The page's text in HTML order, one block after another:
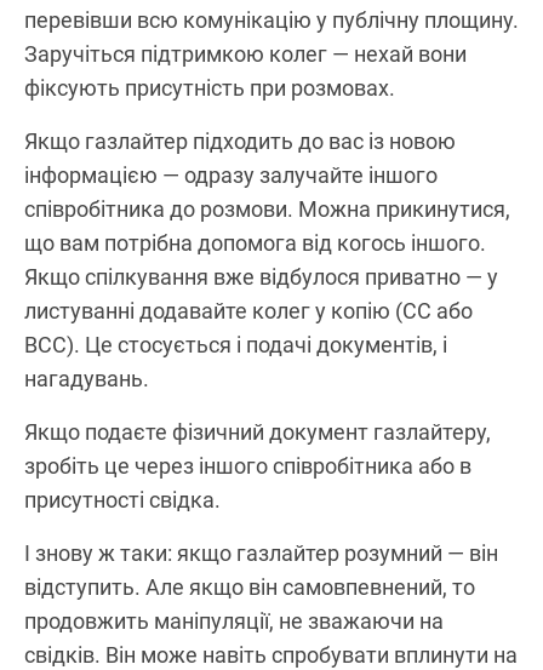
перевівши всю комунікацію у публічну площину.
Заручіться підтримкою колег — нехай вони
фіксують присутність при розмовах.
Якщо газлайтер підходить до вас із новою
інформацією — одразу залучайте іншого
співробітника до розмови. Можна прикинутися,
що вам потрібна допомога від когось іншого.
Якщо спілкування вже відбулося приватно — у
листуванні додавайте колег у копію (СС або
BCC). Це стосується і подачі документів, і
нагадувань.
Якщо подаєте фізичний документ газлайтеру,
зробіть це через іншого співробітника або в
присутності свідка.
І знову ж таки: якщо газлайтер розумний — він
відступить. Але якщо він самовпевнений, то
продовжить маніпуляції, не зважаючи на
свідків. Він може навіть спробувати вплинути на